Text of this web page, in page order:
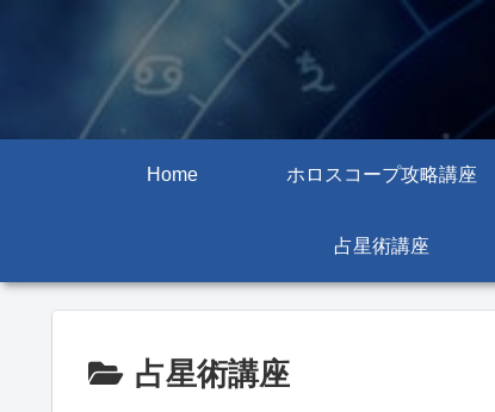
Home ホロスコープ攻略講座
占星術講座
占星術講座